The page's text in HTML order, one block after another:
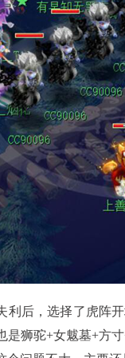
后，选择了虎阵开
是狮驼+女魃墓+方